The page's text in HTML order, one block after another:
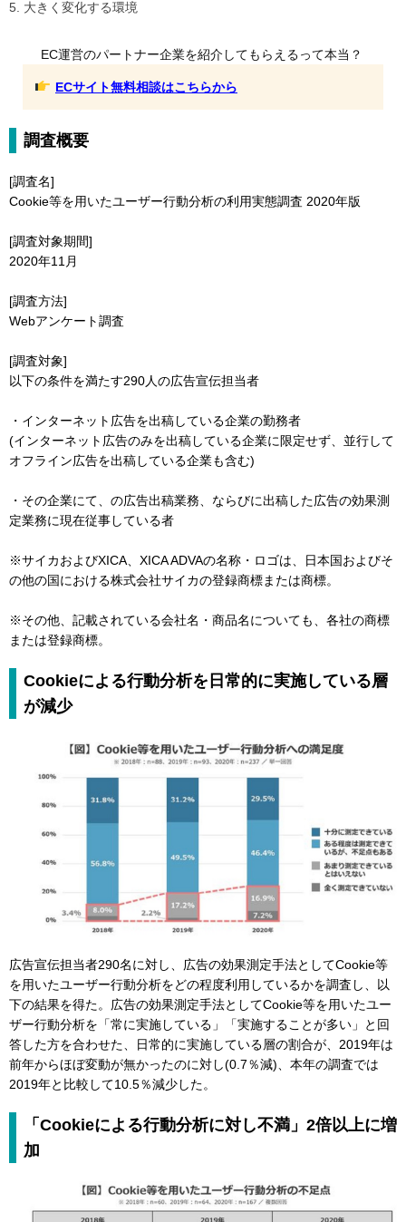
5. 大きく変化する環境
EC運営のパートナー企業を紹介してもらえるって本当？
ECサイト無料相談はこちらから
調査概要
[調査名]
Cookie等を用いたユーザー行動分析の利用実態調査 2020年版
[調査対象期間]
2020年11月
[調査方法]
Webアンケート調査
[調査対象]
以下の条件を満たす290人の広告宣伝担当者
・インターネット広告を出稿している企業の勤務者
(インターネット広告のみを出稿している企業に限定せず、並行して
オフライン広告を出稿している企業も含む)
・その企業にて、の広告出稿業務、ならびに出稿した広告の効果測
定業務に現在従事している者
※サイカおよびXICA、XICA ADVAの名称・ロゴは、日本国およびそ
の他の国における株式会社サイカの登録商標または商標。
※その他、記載されている会社名・商品名についても、各社の商標
または登録商標。
Cookieによる行動分析を日常的に実施している層
が減少
広告宣伝担当者290名に対し、広告の効果測定手法としてCookie等
を用いたユーザー行動分析をどの程度利用しているかを調査し、以
下の結果を得た。広告の効果測定手法としてCookie等を用いたユー
ザー行動分析を「常に実施している」「実施することが多い」と回
答した方を合わせた、日常的に実施している層の割合が、2019年は
前年からほぼ変動が無かったのに対し(0.7％減)、本年の調査では
2019年と比較して10.5％減少した。
「Cookieによる行動分析に対し不満」2倍以上に増
加